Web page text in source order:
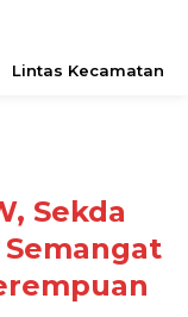
Lintas Kecamatan
Sekda